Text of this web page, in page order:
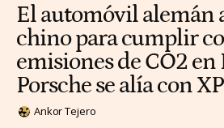
El automóvil alemán
chino para cumplir
emisiones de CO2 en
Porsche se alía con
Ankor Tejero